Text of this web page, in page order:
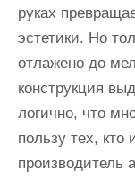
руках
эстетики. Но
отлажено до
конструкция
логично, что
пользу тех,
производитель